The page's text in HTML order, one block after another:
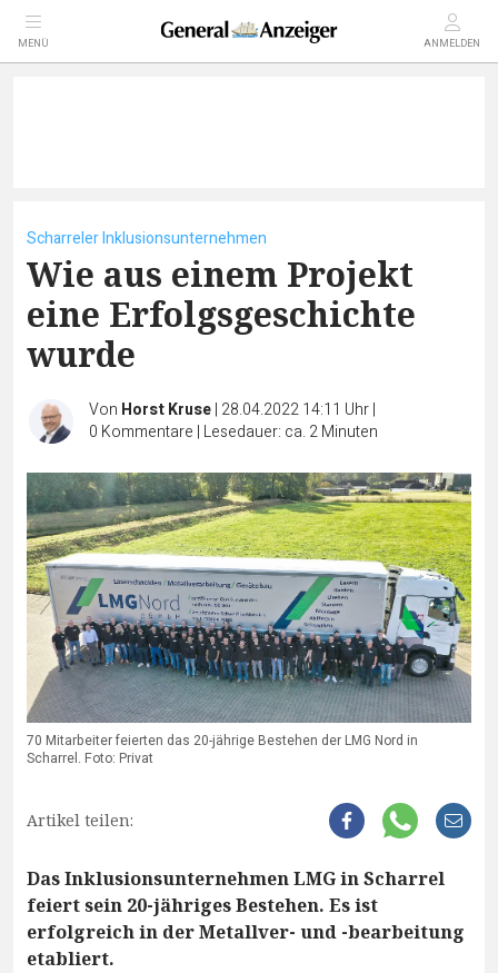
MENÜ ANMELDEN
Scharreler Inklusionsunternehmen
Wie aus einem Projekt
eine Erfolgsgeschichte
wurde
Von Horst Kruse| 28.04.2022 14:11 Uhr|
0 Kommentare | Lesedauer: ca. 2 Minuten
70 Mitarbeiter feierten das 20-jährige Bestehen der LMG Nord in
Scharrel. Foto: Privat
Artikel teilen:
Das Inklusionsunternehmen LMG in Scharrel
feiert sein 20-jähriges Bestehen. Es ist
erfolgreich in der Metallver- und -bearbeitung
etabliert.